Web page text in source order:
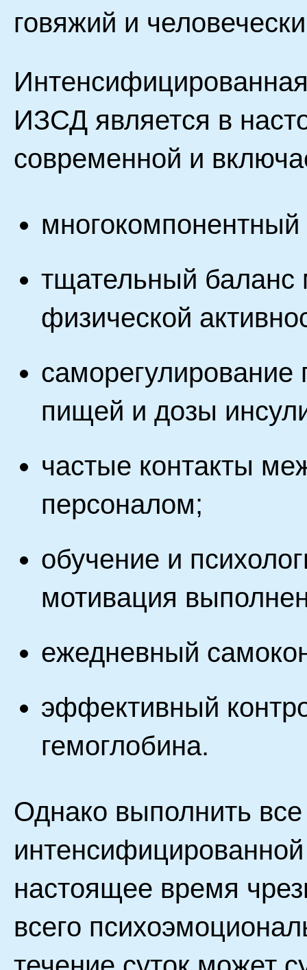
говяжий и
ИЗСД является в
современной и
тщательный
физической
саморегулирование
пищей и дозы
частые контакты
персоналом;
обучение и
мотивация
ежедневный
эффективный
гемоглобина.
Однако выполнить
настоящее время
всего